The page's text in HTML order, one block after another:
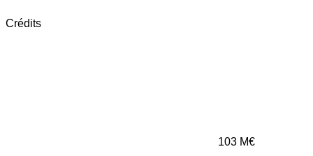
Crédits
103 M€